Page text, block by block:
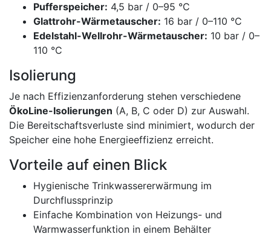
Pufferspeicher: 4,5 bar / 0–95 °C
Glattrohr-Wärmetauscher: 16 bar / 0–110 °C
Edelstahl-Wellrohr-Wärmetauscher: 10 bar / 0–
110 °C
Isolierung
Je nach Effizienzanforderung stehen verschiedene
ÖkoLine-Isolierungen (A, B, C oder D) zur Auswahl.
Die Bereitschaftsverluste sind minimiert, wodurch der
Speicher eine hohe Energieeffizienz erreicht.
Vorteile auf einen Blick
Hygienische Trinkwassererwärmung im
Durchflussprinzip
Einfache Kombination von Heizungs- und
Warmwasserfunktion in einem Behälter